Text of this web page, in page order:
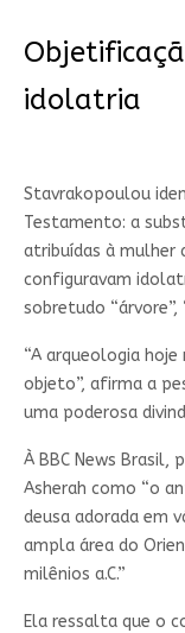
idolatria
Stavrakopoulou
Testamento: a
atribuídas à mulher
configuravam
sobretudo “árvore”,
“A arqueologia
objeto”, afirma a
uma poderosa
À BBC News Brasil,
Asherah como “o
deusa adorada em
ampla área do
milênios a.C.”
Ela ressalta que o